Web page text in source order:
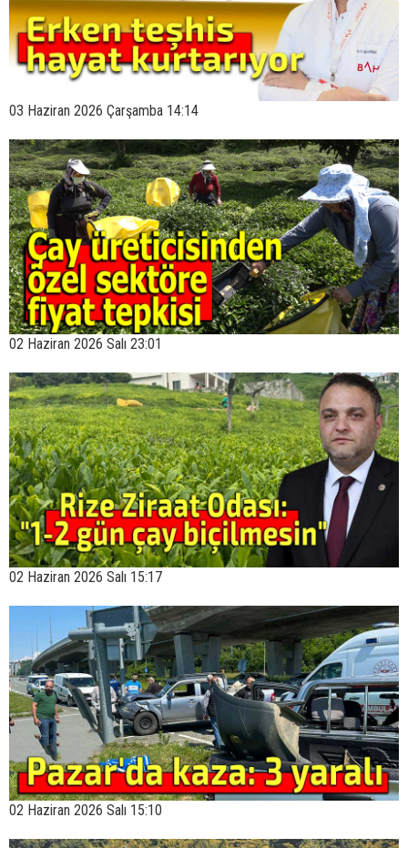
03 Haziran 2026 Çarşamba 14:14
02 Haziran 2026 Salı 23:01
02 Haziran 2026 Salı 15:17
02 Haziran 2026 Salı 15:10